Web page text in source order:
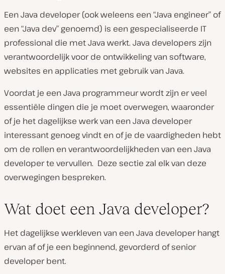
Een Java developer (ook weleens een “Java engineer” of
een “Java dev” genoemd) is een gespecialiseerde IT
professional die met Java werkt. Java developers zijn
verantwoordelijk voor de ontwikkeling van software,
websites en applicaties met gebruik van Java.
Voordat je een Java programmeur wordt zijn er veel
essentiële dingen die je moet overwegen, waaronder
of je het dagelijkse werk van een Java developer
interessant genoeg vindt en of je de vaardigheden hebt
om de rollen en verantwoordelijkheden van een Java
developer te vervullen. Deze sectie zal elk van deze
overwegingen bespreken.
Wat doet een Java developer?
Het dagelijkse werkleven van een Java developer hangt
ervan af of je een beginnend, gevorderd of senior
developer bent.